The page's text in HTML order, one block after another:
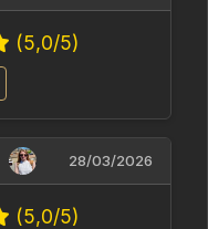
(5,0/5)
28/03/2026
(5,0/5)